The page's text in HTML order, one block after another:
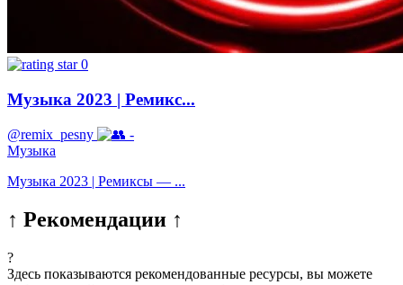
0
Музыка 2023 | Ремикс...
@remix_pesny
-
Музыка
Музыка 2023 | Ремиксы — ...
↑ Рекомендации ↑
?
Здесь показываются рекомендованные ресурсы, вы можете